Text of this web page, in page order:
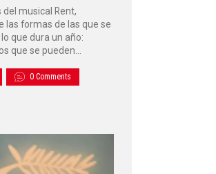
del musical Rent,
las formas de las que se
que dura un año:
que se pueden…
0 Comments